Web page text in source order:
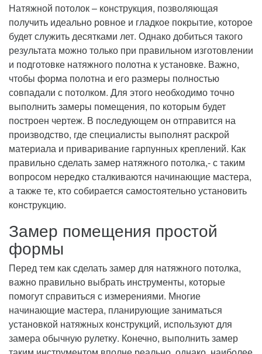
Натяжной потолок – конструкция, позволяющая
получить идеально ровное и гладкое покрытие, которое
будет служить десятками лет. Однако добиться такого
результата можно только при правильном изготовлении
и подготовке натяжного полотна к установке. Важно,
чтобы форма полотна и его размеры полностью
совпадали с потолком. Для этого необходимо точно
выполнить замеры помещения, по которым будет
построен чертеж. В последующем он отправится на
производство, где специалисты выполнят раскрой
материала и приваривание гарпунных креплений. Как
правильно сделать замер натяжного потолка,- с таким
вопросом нередко сталкиваются начинающие мастера,
а также те, кто собирается самостоятельно установить
конструкцию.
Замер помещения простой
формы
Перед тем как сделать замер для натяжного потолка,
важно правильно выбрать инструменты, которые
помогут справиться с измерениями. Многие
начинающие мастера, планирующие заниматься
установкой натяжных конструкций, используют для
замера обычную рулетку. Конечно, выполнить замер